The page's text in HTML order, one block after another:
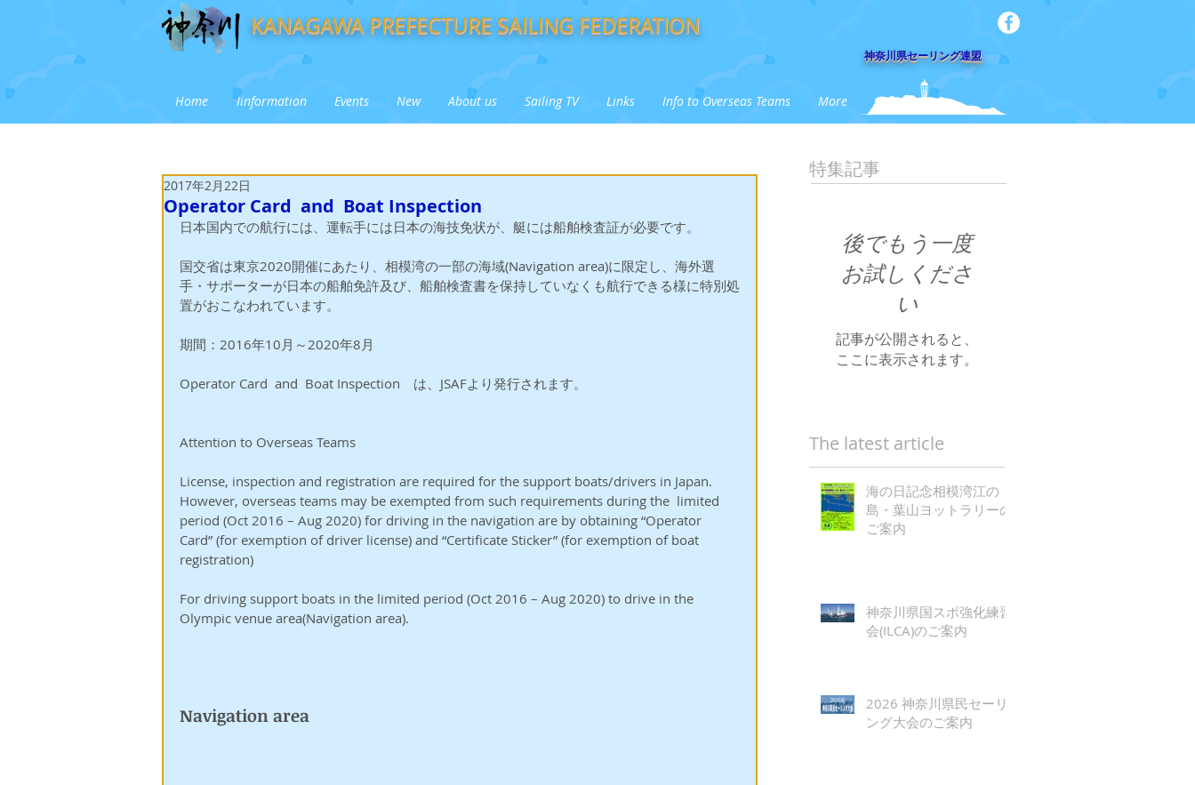
KANAGAWA PREFECTURE SAILING FEDERATION
​神奈川県セーリング連盟
Home Iinformation Events New About us Sailing TV Links Info to Overseas Teams More
Operator Card and Boat Inspection
2017年2月22日
日本国内での航行には、運転手には日本の海技免状が、艇には船舶検査証が必要です。
国交省は東京2020開催にあたり、相模湾の一部の海域(Navigation area)に限定し、海外選
手・サポーターが日本の船舶免許及び、船舶検査書を保持していなくも航行できる様に特別処
置がおこなわれています。
期間：2016年10月～2020年8月
Operator Card  and  Boat Inspection　は、JSAFより発行されます。
Attention to Overseas Teams
License, inspection and registration are required for the support boats/drivers in Japan.
However, overseas teams may be exempted from such requirements during the  limited
period (Oct 2016 – Aug 2020) for driving in the navigation are by obtaining “Operator
Card” (for exemption of driver license) and “Certificate Sticker” (for exemption of boat
registration)
For driving support boats in the limited period (Oct 2016 – Aug 2020) to drive in the
Olympic venue area(Navigation area).
Navigation area
特集記事
後でもう一度
お試しくださ
い
記事が公開されると、
ここに表示されます。
The latest article
海の日記念相模湾江の
島・葉山ヨットラリーの
ご案内
神奈川県国スポ強化練習
会(ILCA)のご案内
2026 神奈川県民セーリ
ング大会のご案内